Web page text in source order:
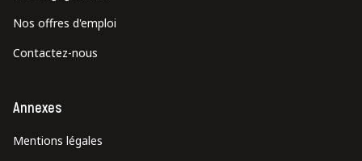
Nos offres d'emploi
Contactez-nous
Annexes
Mentions légales